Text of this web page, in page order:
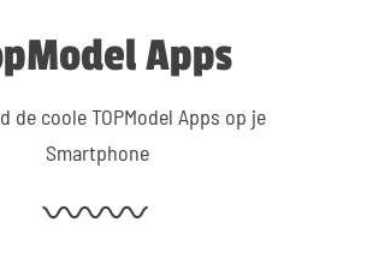
Apps
de coole TOPModel Apps op je
Smartphone